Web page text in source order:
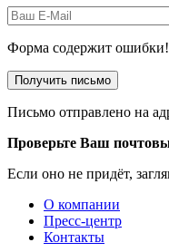
Форма содержит ошибки!
Получить письмо
Письмо отправлено на
Проверьте Ваш
Если оно не придёт,
О компании
Пресс-центр
Контакты